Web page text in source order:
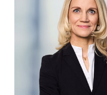
Jubiläum
Newsletter
Mediadaten